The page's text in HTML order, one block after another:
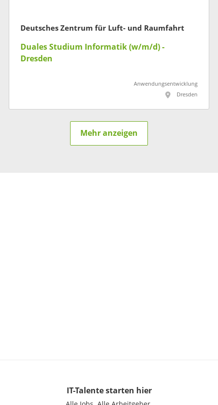
Deutsches Zentrum für Luft- und Raumfahrt
Duales Studium Informatik (w/m/d) -
Dresden
Anwendungsentwicklung
Dresden
Mehr anzeigen
IT-Talentestarten hier